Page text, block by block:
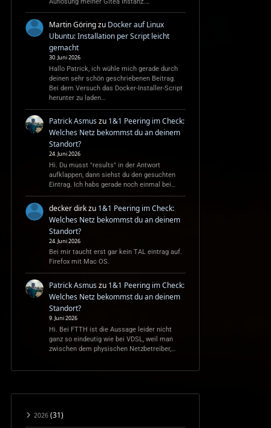
Martin Göringzu Docker auf Linux
Ubuntu: Installation per Script leicht
gemacht
30. Juni 2026
Hallo Patrick, ich wühle mich gerade durch
deinen sehr schön geschriebenen Beitrag.
Bei dem Versuch das Docker-Installer-Script
herunter zu laden…
Patrick Asmuszu 1&1 Peering im Check:
Welches Netz bekommst du an deinem
Standort?
24. Juni 2026
Hi. Du musst "results" in der Antwort
aufklappen, dann siehst du den gesuchten
Eintrag. Ich habs gerade noch einmal bei…
decker dirkzu 1&1 Peering im Check:
Welches Netz bekommst du an deinem
Standort?
24. Juni 2026
Bei mir taucht erst gar kein TAL eintrag auf.
Firefox mit Mac OS.
Patrick Asmuszu 1&1 Peering im Check:
Welches Netz bekommst du an deinem
Standort?
9. Juni 2026
Hi. Bei FTTH ist die Aussage leider nicht
ganz so eindeutig wie bei VDSL, weil man
zwischen dem physischen Netzbetreiber,…
2026(31)